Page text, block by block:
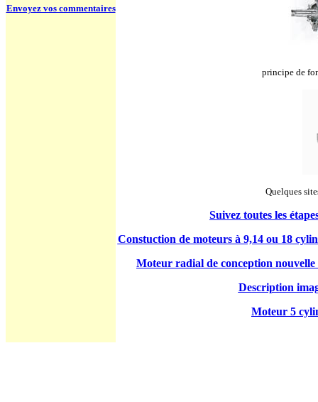
Envoyez vos commentaires
principe de
Quelques
Suivez toutes les
Constuction de moteurs à 9,14 ou 18
Moteur radial de conception nouvelle
Description
Moteur 5